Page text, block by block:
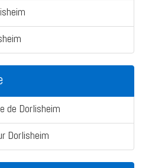
de Dorlisheim
Dorlisheim